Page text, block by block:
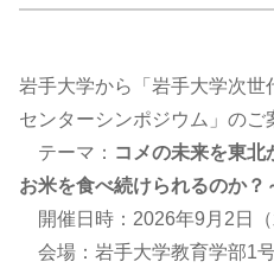
岩手大学から「岩手大学次
センターシンポジウム」のご
テーマ： コメの未来を東北
お米を食べ続けられるのか？
開催日時：2026年9月2日
会場：岩手大学教育学部1